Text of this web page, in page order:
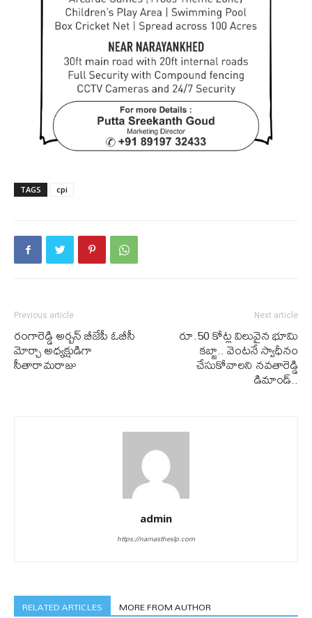
TAGS cpi
Previous article
రంగారెడ్డి అర్బన్ బీజేపీ ఓబీసీ
మోర్చా అధ్యక్షుడిగా
సీతారామరాజు
Next article
రూ.50 కోట్ల విలువైన భూమి
కబ్జా.. వెంటనే స్వాధీనం
చేసుకోవాలని నవతారెడ్డి
డిమాండ్..
admin
https://namastheslp.com
RELATED ARTICLES MORE FROM AUTHOR